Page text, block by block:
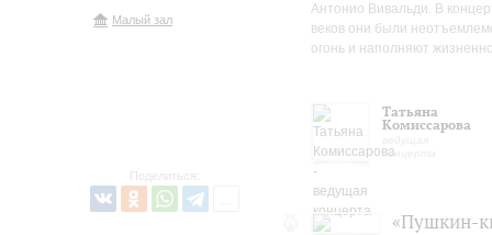
Малый зал
Поделиться:
Антонио Вивальди. В
веков они были
огонь и наполняют
Татьяна
Комиссарова
концерта
«Пушкин-